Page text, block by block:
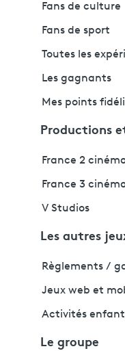
Fans de culture
Fans de sport
Toutes les
Les gagnants
Mes points
Productions
France 2
France 3
V Studios
Les autres
Règlements /
Jeux web et
Activités
Le groupe